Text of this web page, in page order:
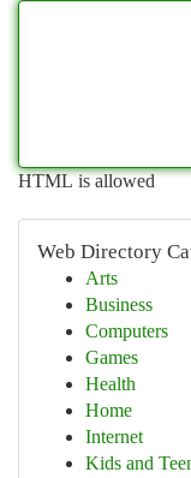
HTML is allowed
Web Directory
Arts
Business
Computers
Games
Health
Home
Internet
Kids and